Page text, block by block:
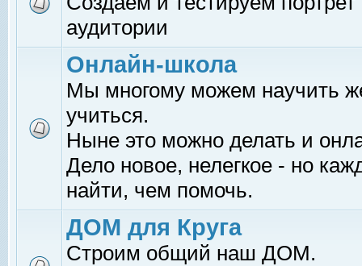
аудитории
Онлайн-школа
Мы многому можем научить
учиться.
Ныне это можно делать и
Дело новое, нелегкое - но
найти, чем помочь.
ДОМ для Круга
Строим общий наш ДОМ.